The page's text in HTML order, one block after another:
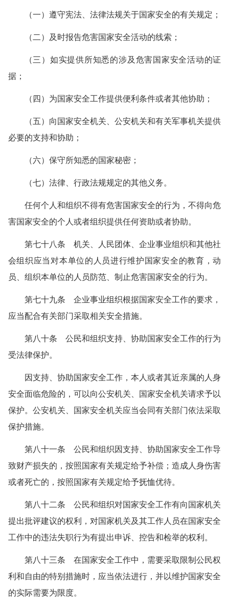
（一）遵守宪法、法律法规关于国家安全的有关规定；
（二）及时报告危害国家安全活动的线索；
（三）如实提供所知悉的涉及危害国家安全活动的证
据；
（四）为国家安全工作提供便利条件或者其他协助；
（五）向国家安全机关、公安机关和有关军事机关提供
必要的支持和协助；
（六）保守所知悉的国家秘密；
（七）法律、行政法规规定的其他义务。
任何个人和组织不得有危害国家安全的行为，不得向危
害国家安全的个人或者组织提供任何资助或者协助。
第七十八条 机关、人民团体、企业事业组织和其他社
会组织应当对本单位的人员进行维护国家安全的教育，动
员、组织本单位的人员防范、制止危害国家安全的行为。
第七十九条 企业事业组织根据国家安全工作的要求，
应当配合有关部门采取相关安全措施。
第八十条 公民和组织支持、协助国家安全工作的行为
受法律保护。
因支持、协助国家安全工作，本人或者其近亲属的人身
安全面临危险的，可以向公安机关、国家安全机关请求予以
保护。公安机关、国家安全机关应当会同有关部门依法采取
保护措施。
第八十一条 公民和组织因支持、协助国家安全工作导
致财产损失的，按照国家有关规定给予补偿；造成人身伤害
或者死亡的，按照国家有关规定给予抚恤优待。
第八十二条 公民和组织对国家安全工作有向国家机关
提出批评建议的权利，对国家机关及其工作人员在国家安全
工作中的违法失职行为有提出申诉、控告和检举的权利。
第八十三条 在国家安全工作中，需要采取限制公民权
利和自由的特别措施时，应当依法进行，并以维护国家安全
的实际需要为限度。